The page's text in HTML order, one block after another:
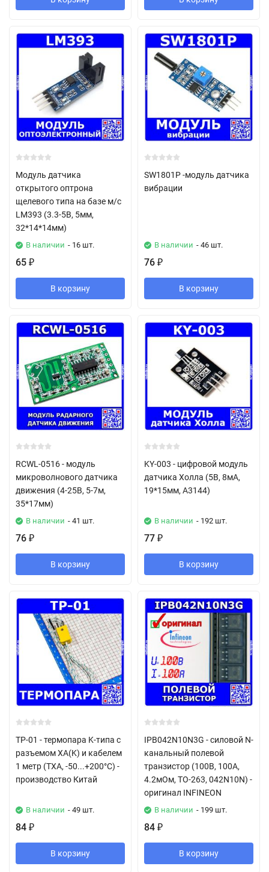
Модуль датчика
открытого оптрона
щелевого типа на базе м/с
LM393 (3.3-5В, 5мм,
32*14*14мм)
В наличии - 16 шт.
65 ₽
В корзину
SW1801P -модуль датчика
вибрации
В наличии - 46 шт.
76 ₽
В корзину
RCWL-0516 - модуль
микроволнового датчика
движения (4-25В, 5-7м,
35*17мм)
В наличии - 41 шт.
76 ₽
В корзину
KY-003 - цифровой модуль
датчика Холла (5В, 8мА,
19*15мм, A3144)
В наличии - 192 шт.
77 ₽
В корзину
TP-01 - термопара K-типа с
разъемом XA(K) и кабелем
1 метр (ТХА, -50...+200°С) -
производство Китай
В наличии - 49 шт.
84 ₽
В корзину
IPB042N10N3G - силовой N-
канальный полевой
транзистор (100В, 100А,
4.2мОм, TO-263, 042N10N) -
оригинал INFINEON
В наличии - 199 шт.
84 ₽
В корзину